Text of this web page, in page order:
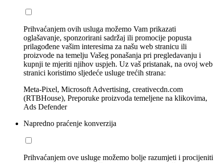
Prihvaćanjem ovih usluga možemo Vam prikazati
oglašavanje, sponzorirani sadržaj ili promocije popusta
prilagođene vašim interesima za našu web stranicu ili
proizvode na temelju Vašeg ponašanja pri pregledavanju i
kupnji te mjeriti njihov uspjeh. Uz vaš pristanak, na ovoj web
stranici koristimo sljedeće usluge trećih strana:
Meta-Pixel, Microsoft Advertising, creativecdn.com
(RTBHouse), Preporuke proizvoda temeljene na klikovima,
Ads Defender
Napredno praćenje konverzija
Prihvaćanjem ove usluge možemo bolje razumjeti i procijeniti